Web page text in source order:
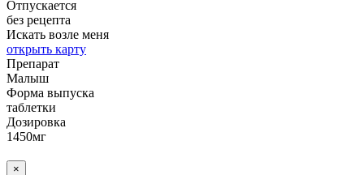
Отпускается
без рецепта
Искать возле меня
открыть карту
Препарат
Малыш
Форма выпуска
таблетки
Дозировка
1450мг
×